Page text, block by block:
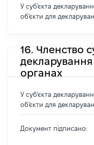
У суб'єкта
об'єкти для
16. Членство
декларування
органах
У суб'єкта
об'єкти для
Документ підписано: